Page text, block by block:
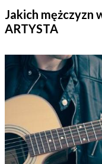
Jakich mężczyzn
ARTYSTA